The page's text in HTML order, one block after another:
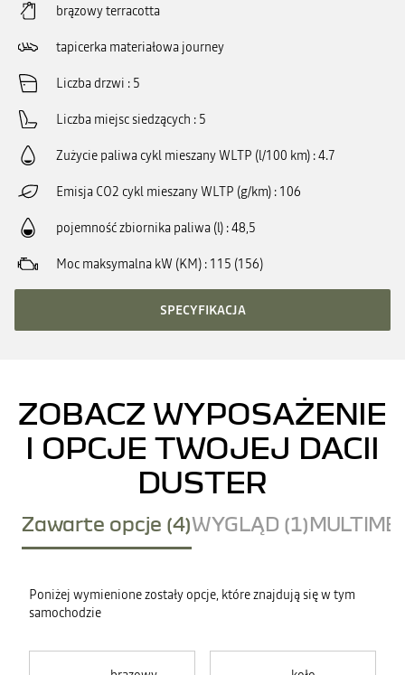
brązowy terracotta
tapicerka materiałowa journey
Liczba drzwi 5
Liczba miejsc siedzących 5
Zużycie paliwa cykl mieszany WLTP (l/100 km) 4.7
Emisja CO2 cykl mieszany WLTP (g/km) 106
pojemność zbiornika paliwa (l) 48,5
Moc maksymalna kW (KM) 115 (156)
SPECYFIKACJA
ZOBACZ WYPOSAŻENIE
I OPCJE TWOJEJ DACII
DUSTER
Zawarte opcje (4)WYGLĄD (1)
Poniżej wymienione zostały opcje, które znajdują się w tym
samochodzie